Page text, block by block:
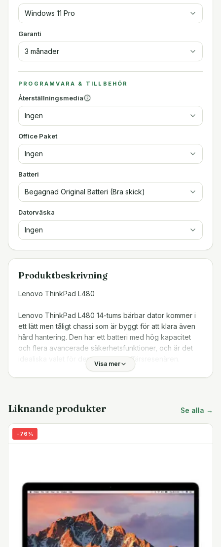
Windows 11 Pro
Garanti
3 månader
PROGRAMVARA & TILLBEHÖR
Återställningsmedia
Ingen
Office Paket
Ingen
Batteri
Begagnad Original Batteri (Bra skick)
Datorväska
Ingen
Produktbeskrivning
Lenovo ThinkPad L480
Lenovo ThinkPad L480 14-tums bärbar dator kommer i
ett lätt men tåligt chassi som är byggt för att klara även
hård hantering. Den har ett batteri med hög kapacitet
och flera avancerade säkerhetsfunktioner, och är det
idealiska valet för den upptagne affärsresenären.
8:e generations Core i5
snabbare turboläge för optimal produktivitet vid
användning av krävande program och appar.
FHD-skärm
skapa onödig distraktion för tittaren. IPS-tekniken ger
betraktningsvinklar.
Tangentbord
Lenovo ThinkPad L480 14" kommer med ett AccuType
Visa mer
Liknande produkter Se alla →
- 76 %